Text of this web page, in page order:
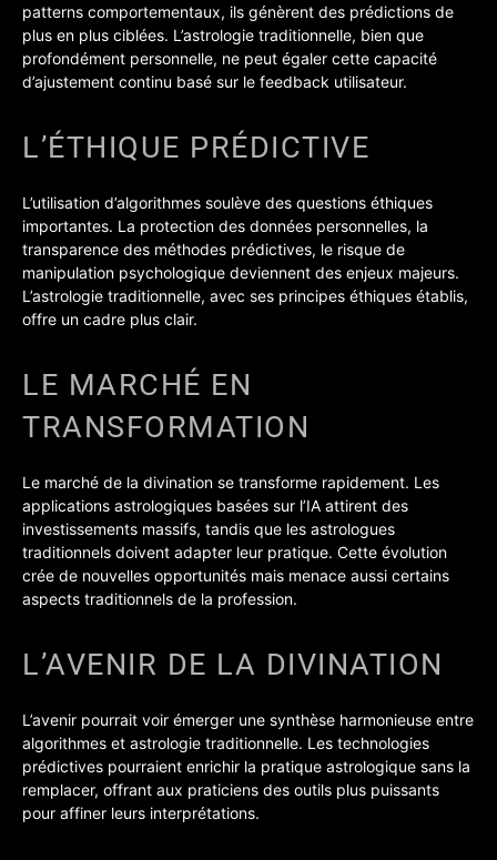
patterns comportementaux, ils génèrent des prédictions de
plus en plus ciblées. L’astrologie traditionnelle, bien que
profondément personnelle, ne peut égaler cette capacité
d’ajustement continu basé sur le feedback utilisateur.
L’ÉTHIQUE PRÉDICTIVE
L’utilisation d’algorithmes soulève des questions éthiques
importantes. La protection des données personnelles, la
transparence des méthodes prédictives, le risque de
manipulation psychologique deviennent des enjeux majeurs.
L’astrologie traditionnelle, avec ses principes éthiques établis,
offre un cadre plus clair.
LE MARCHÉ EN
TRANSFORMATION
Le marché de la divination se transforme rapidement. Les
applications astrologiques basées sur l’IA attirent des
investissements massifs, tandis que les astrologues
traditionnels doivent adapter leur pratique. Cette évolution
crée de nouvelles opportunités mais menace aussi certains
aspects traditionnels de la profession.
L’AVENIR DE LA DIVINATION
L’avenir pourrait voir émerger une synthèse harmonieuse entre
algorithmes et astrologie traditionnelle. Les technologies
prédictives pourraient enrichir la pratique astrologique sans la
remplacer, offrant aux praticiens des outils plus puissants
pour affiner leurs interprétations.